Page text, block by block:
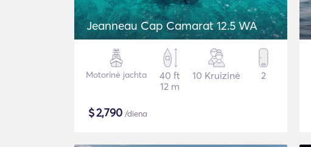
Jeanneau Cap Camarat 12.5 WA
Motorinė jachta
40 ft
12 m
10 Kruizinė 2
$2,790 /diena